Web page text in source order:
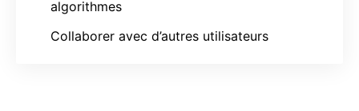
algorithmes
Collaborer avec d’autres utilisateurs